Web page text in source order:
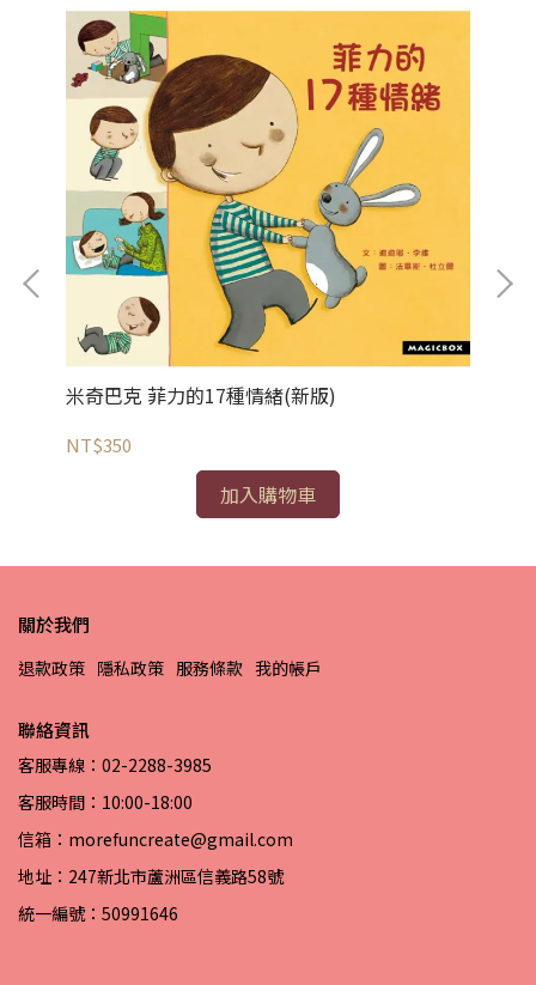
米奇巴克 菲力的17種情緒(新版)
NT$350
加入購物車
關於我們
退款政策 隱私政策 服務條款 我的帳戶
聯絡資訊
客服專線：02-2288-3985
客服時間：10:00-18:00
信箱：morefuncreate@gmail.com
地址：247新北市蘆洲區信義路58號
統一編號：50991646